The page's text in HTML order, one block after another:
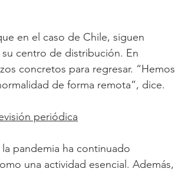
en el caso de Chile, siguen
centro de distribución. En
concretos para regresar. “Hemos
de forma remota”, dice.
periódica
pandemia ha continuado
una actividad esencial. Además,